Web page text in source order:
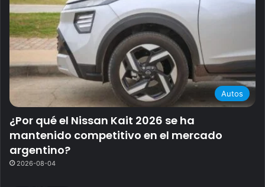
Autos
¿Por qué el Nissan Kait 2026 se ha
mantenido competitivo en el mercado
argentino?
2026-08-04